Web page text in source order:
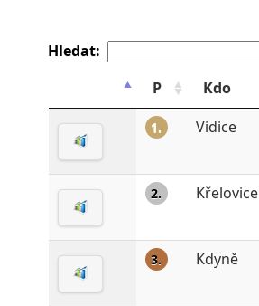
Hledat:
P
Kdo
1. Vidice
2. Křelovice
3. Kdyně